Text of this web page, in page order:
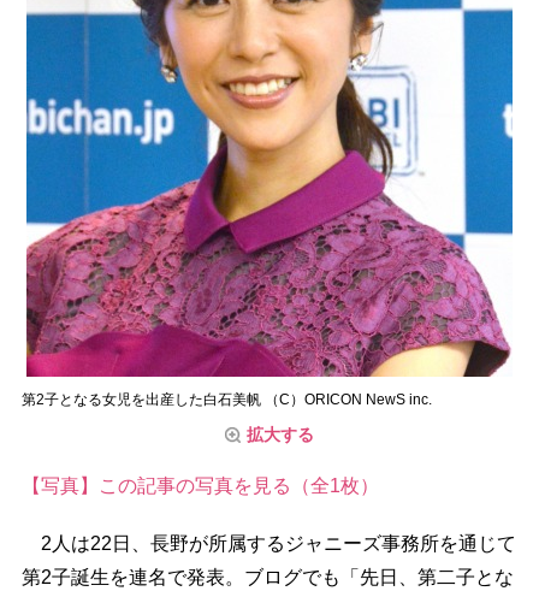
第2子となる女児を出産した白石美帆 （C）ORICON NewS inc.
拡大する
【写真】この記事の写真を見る（全1枚）
2人は22日、長野が所属するジャニーズ事務所を通じて
第2子誕生を連名で発表。ブログでも「先日、第二子とな